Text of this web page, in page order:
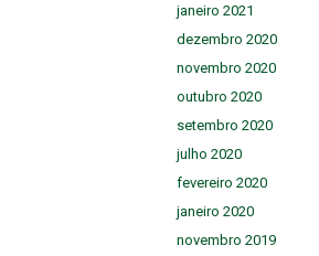
janeiro 2021
dezembro 2020
novembro 2020
outubro 2020
setembro 2020
julho 2020
fevereiro 2020
janeiro 2020
novembro 2019